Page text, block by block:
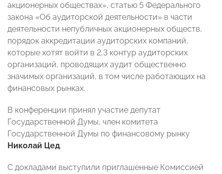
акционерных обществах», статью 5 Федерального
закона «Об аудиторской деятельности» в части
деятельности непубличных акционерных обществ,
порядок аккредитации аудиторских компаний,
которые хотят войти в 2,3 контур аудиторских
организаций, проводящих аудит общественно
значимых организаций, в том числе работающих на
финансовых рынках.
В конференции принял участие депутат
Государственной Думы, член комитета
Государственной Думы по финансовому рынку
Николай Цед.
С докладами выступили приглашенные Комиссией